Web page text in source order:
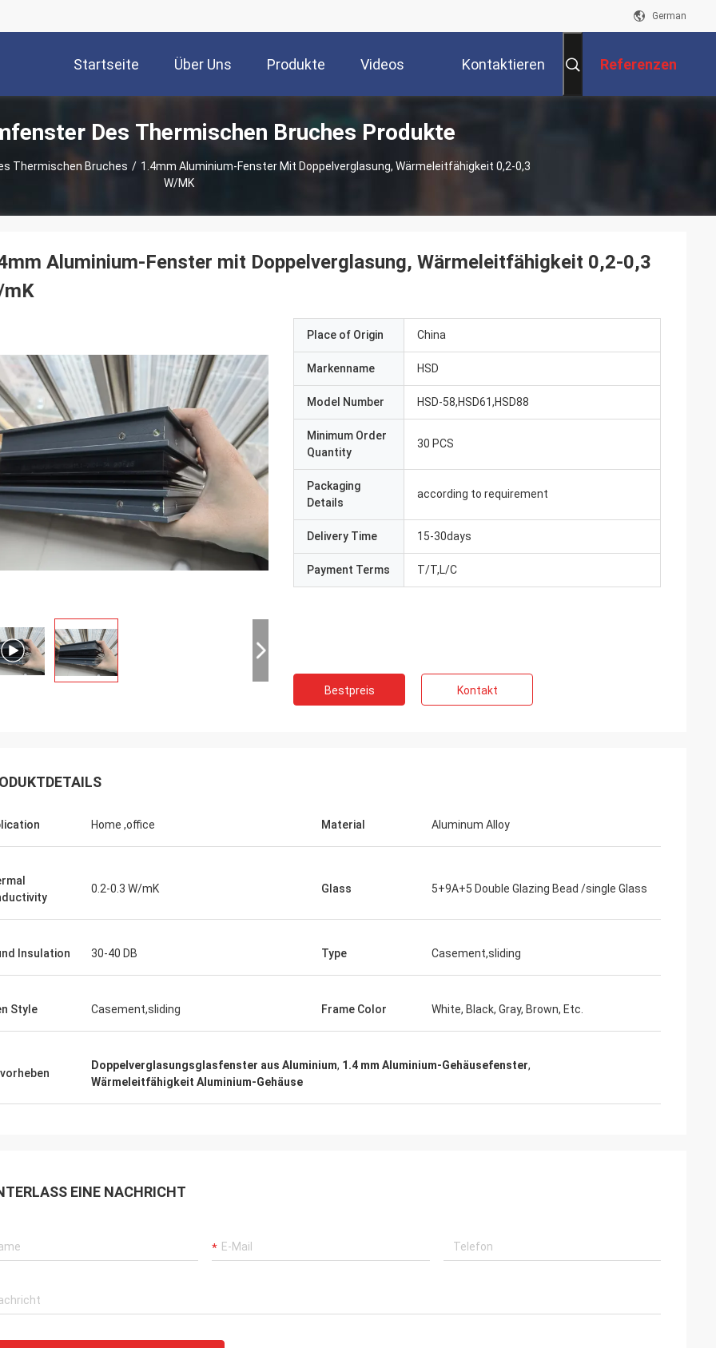
German
Startseite Über Uns Produkte Videos Kontaktieren Referenzen
Des Thermischen Bruches Produkte
Thermischen Bruches / 1.4mm Aluminium-Fenster Mit Doppelverglasung, Wärmeleitfähigkeit 0,2-0,3
W/mK
Aluminium-Fenster mit Doppelverglasung, Wärmeleitfähigkeit 0,2-0,3
mK
Place of Origin China
Markenname HSD
Model Number HSD-58,HSD61,HSD88
Minimum Order
Quantity
30 PCS
Packaging
Details
according to requirement
Delivery Time 15-30days
Payment Terms T/T,L/C
Bestpreis Kontakt
Home ,office Material Aluminum Alloy
0.2-0.3 W/mK Glass 5+9A+5 Double Glazing Bead /single Glass
Insulation 30-40 DB Type Casement,sliding
Style Casement,sliding Frame Color White, Black, Gray, Brown, Etc.
Doppelverglasungsglasfenster aus Aluminium, 1.4 mm Aluminium-Gehäusefenster,
Wärmeleitfähigkeit Aluminium-Gehäuse
EINE NACHRICHT